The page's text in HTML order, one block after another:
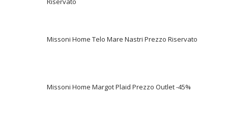
Missoni Home Telo Mare Nastri Prezzo Riservato
Missoni Home Margot Plaid Prezzo Outlet -45%